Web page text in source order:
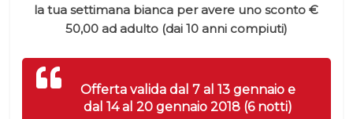
la tua settimana bianca per avere uno sconto €
50,00 ad adulto (dai 10 anni compiuti)
Offerta valida dal 7 al 13 gennaio e
dal 14 al 20 gennaio 2018 (6 notti)